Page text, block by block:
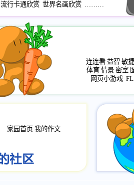
流行卡通欣赏 世界名画欣赏 ………
连连看 益智 敏捷
体育 情景 密室
网页小游戏
家园首页 我的作文